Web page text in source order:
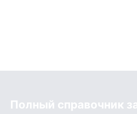
Полный справочник